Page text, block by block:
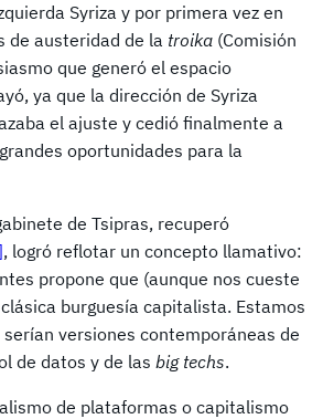
Syriza y por primera vez en
de austeridad de la troika (Comisión
que generó el espacio
ya que la dirección de Syriza
el ajuste y cedió finalmente a
oportunidades para la
de Tsipras, recuperó
, logró reflotar un concepto llamativo:
propone que (aunque nos cueste
burguesía capitalista. Estamos
versiones contemporáneas de
de datos y de las big techs.
de plataformas o capitalismo